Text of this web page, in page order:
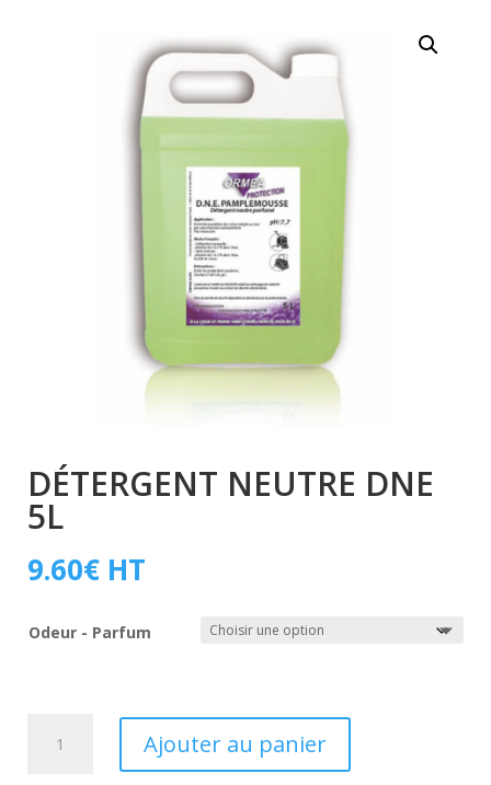
DÉTERGENT NEUTRE DNE
5L
9.60€ HT
Odeur - Parfum
Détergent Ajouter au panier